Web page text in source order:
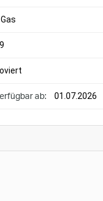
Gas
ab: 01.07.2026